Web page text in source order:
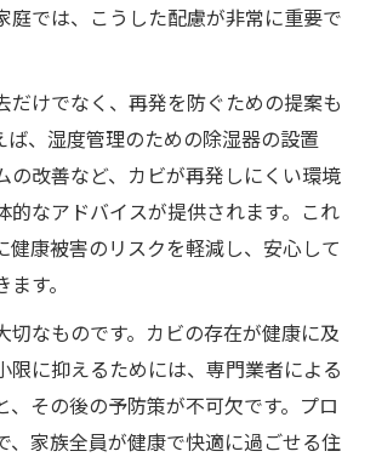
庭では、こうした配慮が非常に重要で
だけでなく、再発を防ぐための提案も
ば、湿度管理のための除湿器の設置
の改善など、カビが再発しにくい環境
的なアドバイスが提供されます。これ
健康被害のリスクを軽減し、安心して
す。
切なものです。カビの存在が健康に及
限に抑えるためには、専門業者による
、その後の予防策が不可欠です。プロ
、家族全員が健康で快適に過ごせる住